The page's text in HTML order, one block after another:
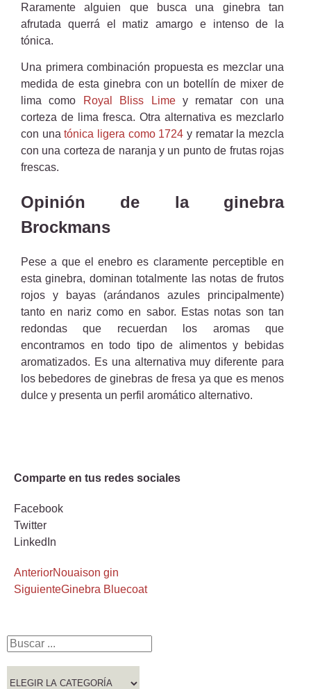
Raramente alguien que busca una ginebra tan
afrutada querrá el matiz amargo e intenso de la
tónica.
Una primera combinación propuesta es mezclar una
medida de esta ginebra con un botellín de mixer de
lima como
Royal Bliss Limey rematar con una
corteza de lima fresca. Otra alternativa es mezclarlo
con unatónica ligera como 1724 y rematar la mezcla
con una corteza de naranja y un punto de frutas rojas
frescas.
Opinión de la ginebra
Brockmans
Pese a que el enebro es claramente perceptible en
esta ginebra, dominan totalmente las notas de frutos
rojos y bayas (arándanos azules principalmente)
tanto en nariz como en sabor. Estas notas son tan
redondas que recuerdan los aromas que
encontramos en todo tipo de alimentos y bebidas
aromatizados. Es una alternativa muy diferente para
los bebedores de ginebras de fresa ya que es menos
dulce y presenta un perfil aromático alternativo.
Comparte en tus redes sociales
Facebook
Twitter
LinkedIn
AnteriorNouaison gin
SiguienteGinebra Bluecoat